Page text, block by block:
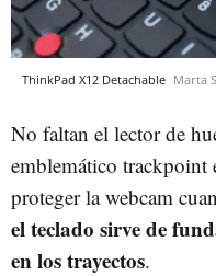
ThinkPad X12 Detachable Marta
No faltan el lector de
emblemático trackpoint
proteger la webcam
el teclado sirve de
en los trayectos.